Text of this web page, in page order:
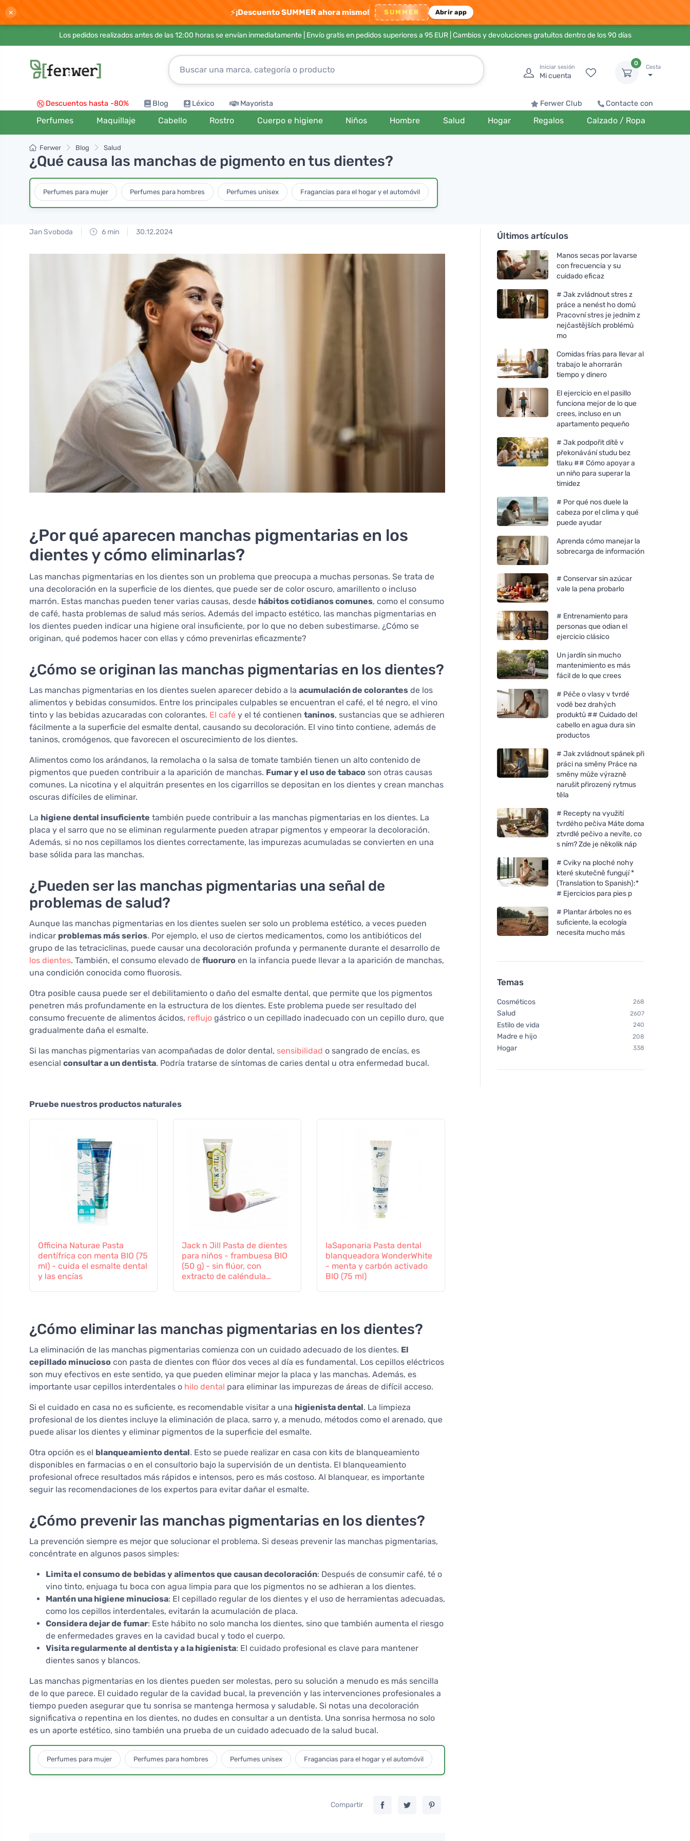
× ⚡¡Descuento SUMMER ahora mismo! SUMMER Abrir app
Los pedidos realizados antes de las 12:00 horas se envían inmediatamente | Envío gratis en pedidos superiores a 95 EUR| Cambios y devoluciones gratuitos dentro de los 90 días
Iniciar sesión
Mi cuenta
0
Cesta
Descuentos hasta -80% Blog Léxico Mayorista Ferwer Club Contacte con
Perfumes Maquillaje Cabello Rostro Cuerpo e higiene Niños Hombre Salud Hogar Regalos Calzado / Ropa
Ferwer Blog Salud
¿Qué causa las manchas de pigmento en tus dientes?
Perfumes para mujer Perfumes para hombres Perfumes unisex Fragancias para el hogar y el automóvil
Jan Svoboda 6 min 30.12.2024
¿Por qué aparecen manchas pigmentarias en los
dientes y cómo eliminarlas?
Las manchas pigmentarias en los dientes son un problema que preocupa a muchas personas. Se trata de
una decoloración en la superficie de los dientes, que puede ser de color oscuro, amarillento o incluso
marrón. Estas manchas pueden tener varias causas, desde hábitos cotidianos comunes, como el consumo
de café, hasta problemas de salud más serios. Además del impacto estético, las manchas pigmentarias en
los dientes pueden indicar una higiene oral insuficiente, por lo que no deben subestimarse. ¿Cómo se
originan, qué podemos hacer con ellas y cómo prevenirlas eficazmente?
¿Cómo se originan las manchas pigmentarias en los dientes?
Las manchas pigmentarias en los dientes suelen aparecer debido a la acumulación de colorantes de los
alimentos y bebidas consumidos. Entre los principales culpables se encuentran el café, el té negro, el vino
tinto y las bebidas azucaradas con colorantes. El café y el té contienen taninos, sustancias que se adhieren
fácilmente a la superficie del esmalte dental, causando su decoloración. El vino tinto contiene, además de
taninos, cromógenos, que favorecen el oscurecimiento de los dientes.
Alimentos como los arándanos, la remolacha o la salsa de tomate también tienen un alto contenido de
pigmentos que pueden contribuir a la aparición de manchas. Fumar y el uso de tabaco son otras causas
comunes. La nicotina y el alquitrán presentes en los cigarrillos se depositan en los dientes y crean manchas
oscuras difíciles de eliminar.
La higiene dental insuficiente también puede contribuir a las manchas pigmentarias en los dientes. La
placa y el sarro que no se eliminan regularmente pueden atrapar pigmentos y empeorar la decoloración.
Además, si no nos cepillamos los dientes correctamente, las impurezas acumuladas se convierten en una
base sólida para las manchas.
¿Pueden ser las manchas pigmentarias una señal de
problemas de salud?
Aunque las manchas pigmentarias en los dientes suelen ser solo un problema estético, a veces pueden
indicar problemas más serios. Por ejemplo, el uso de ciertos medicamentos, como los antibióticos del
grupo de las tetraciclinas, puede causar una decoloración profunda y permanente durante el desarrollo de
los dientes. También, el consumo elevado de fluoruro en la infancia puede llevar a la aparición de manchas,
una condición conocida como fluorosis.
Otra posible causa puede ser el debilitamiento o daño del esmalte dental, que permite que los pigmentos
penetren más profundamente en la estructura de los dientes. Este problema puede ser resultado del
consumo frecuente de alimentos ácidos, reflujo gástrico o un cepillado inadecuado con un cepillo duro, que
gradualmente daña el esmalte.
Si las manchas pigmentarias van acompañadas de dolor dental, sensibilidad o sangrado de encías, es
esencial consultar a un dentista. Podría tratarse de síntomas de caries dental u otra enfermedad bucal.
Pruebe nuestros productos naturales
Officina Naturae Pasta
dentífrica con menta BIO (75
ml) - cuida el esmalte dental
y las encías
Jack n Jill Pasta de dientes
para niños - frambuesa BIO
(50 g) - sin flúor, con
extracto de caléndula
laSaponaria Pasta dental
blanqueadora WonderWhite
- menta y carbón activado
BIO (75 ml)
¿Cómo eliminar las manchas pigmentarias en los dientes?
La eliminación de las manchas pigmentarias comienza con un cuidado adecuado de los dientes. El
cepillado minucioso con pasta de dientes con flúor dos veces al día es fundamental. Los cepillos eléctricos
son muy efectivos en este sentido, ya que pueden eliminar mejor la placa y las manchas. Además, es
importante usar cepillos interdentales o hilo dental para eliminar las impurezas de áreas de difícil acceso.
Si el cuidado en casa no es suficiente, es recomendable visitar a una higienista dental. La limpieza
profesional de los dientes incluye la eliminación de placa, sarro y, a menudo, métodos como el arenado, que
puede alisar los dientes y eliminar pigmentos de la superficie del esmalte.
Otra opción es el blanqueamiento dental. Esto se puede realizar en casa con kits de blanqueamiento
disponibles en farmacias o en el consultorio bajo la supervisión de un dentista. El blanqueamiento
profesional ofrece resultados más rápidos e intensos, pero es más costoso. Al blanquear, es importante
seguir las recomendaciones de los expertos para evitar dañar el esmalte.
¿Cómo prevenir las manchas pigmentarias en los dientes?
La prevención siempre es mejor que solucionar el problema. Si deseas prevenir las manchas pigmentarias,
concéntrate en algunos pasos simples:
Limita el consumo de bebidas y alimentos que causan decoloración: Después de consumir café, té o
vino tinto, enjuaga tu boca con agua limpia para que los pigmentos no se adhieran a los dientes.
Mantén una higiene minuciosa: El cepillado regular de los dientes y el uso de herramientas adecuadas,
como los cepillos interdentales, evitarán la acumulación de placa.
Considera dejar de fumar: Este hábito no solo mancha los dientes, sino que también aumenta el riesgo
de enfermedades graves en la cavidad bucal y todo el cuerpo.
Visita regularmente al dentista y a la higienista: El cuidado profesional es clave para mantener
dientes sanos y blancos.
Las manchas pigmentarias en los dientes pueden ser molestas, pero su solución a menudo es más sencilla
de lo que parece. El cuidado regular de la cavidad bucal, la prevención y las intervenciones profesionales a
tiempo pueden asegurar que tu sonrisa se mantenga hermosa y saludable. Si notas una decoloración
significativa o repentina en los dientes, no dudes en consultar a un dentista. Una sonrisa hermosa no solo
es un aporte estético, sino también una prueba de un cuidado adecuado de la salud bucal.
Perfumes para mujer Perfumes para hombres Perfumes unisex Fragancias para el hogar y el automóvil
Compartir
Últimos artículos
Manos secas por lavarse
con frecuencia y su
cuidado eficaz
# Jak zvládnout stres z
práce a nenést ho domů
Pracovní stres je jedním z
nejčastějších problémů
mo
Comidas frías para llevar al
trabajo le ahorrarán
tiempo y dinero
El ejercicio en el pasillo
funciona mejor de lo que
crees, incluso en un
apartamento pequeño
# Jak podpořit dítě v
překonávání studu bez
tlaku ## Cómo apoyar a
un niño para superar la
timidez
# Por qué nos duele la
cabeza por el clima y qué
puede ayudar
Aprenda cómo manejar la
sobrecarga de información
# Conservar sin azúcar
vale la pena probarlo
# Entrenamiento para
personas que odian el
ejercicio clásico
Un jardín sin mucho
mantenimiento es más
fácil de lo que crees
# Péče o vlasy v tvrdé
vodě bez drahých
produktů ## Cuidado del
cabello en agua dura sin
productos
# Jak zvládnout spánek při
práci na směny Práce na
směny může výrazně
narušit přirozený rytmus
těla
# Recepty na využití
tvrdého pečiva Máte doma
ztvrdlé pečivo a nevíte, co
s ním? Zde je několik náp
# Cviky na ploché nohy
které skutečně fungují *
(Translation to Spanish):*
# Ejercicios para pies p
# Plantar árboles no es
suficiente, la ecología
necesita mucho más
Temas
Cosméticos 268
Salud 2607
Estilo de vida 240
Madre e hijo 208
Hogar 338